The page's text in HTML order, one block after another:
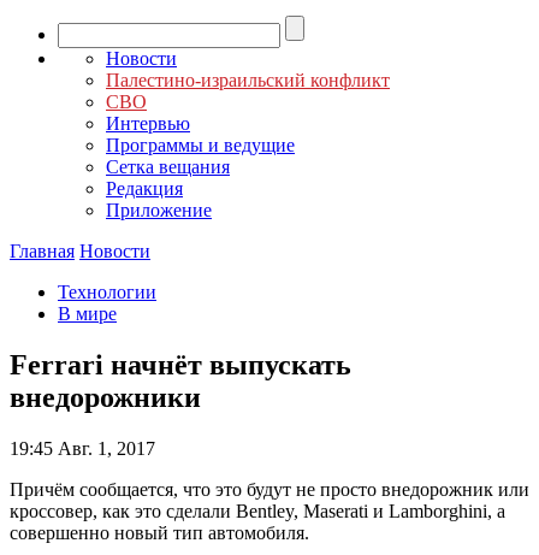
Новости
Палестино-израильский конфликт
СВО
Интервью
Программы и ведущие
Сетка вещания
Редакция
Приложение
Главная Новости
Технологии
В мире
Ferrari начнёт выпускать
внедорожники
19:45 Авг. 1, 2017
Причём сообщается, что это будут не просто внедорожник или
кроссовер, как это сделали Bentley, Maserati и Lamborghini, а
совершенно новый тип автомобиля.